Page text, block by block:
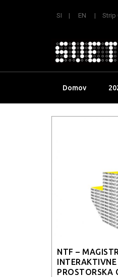
SI EN Strip
Domov
NTF –
PROSTORSKA